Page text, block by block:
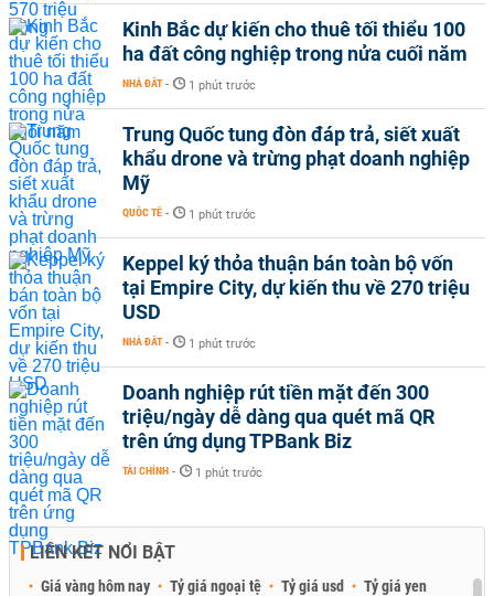
Kinh Bắc dự kiến cho thuê tối thiểu 100
ha đất công nghiệp trong nửa cuối năm
NHÀ ĐẤT - 1 phút trước
Trung Quốc tung đòn đáp trả, siết xuất
khẩu drone và trừng phạt doanh nghiệp
Mỹ
QUỐC TẾ - 1 phút trước
Keppel ký thỏa thuận bán toàn bộ vốn
tại Empire City, dự kiến thu về 270 triệu
USD
NHÀ ĐẤT - 1 phút trước
Doanh nghiệp rút tiền mặt đến 300
triệu/ngày dễ dàng qua quét mã QR
trên ứng dụng TPBank Biz
TÀI CHÍNH - 1 phút trước
LIÊN KẾT NỔI BẬT
Giá vàng hôm nay Tỷ giá ngoại tệ Tỷ giá usd Tỷ giá yen